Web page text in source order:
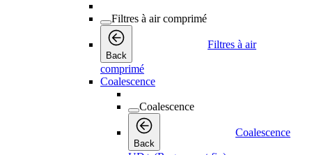
Filtres à air comprimé
Back
Filtres à air
comprimé
Coalescence
Coalescence
Back
Coalescence